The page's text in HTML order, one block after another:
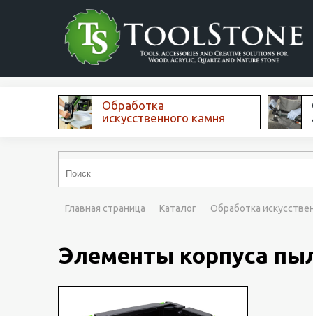
Обработка
искусственного камня
Главная страница Каталог Обработка
Элементы корпуса